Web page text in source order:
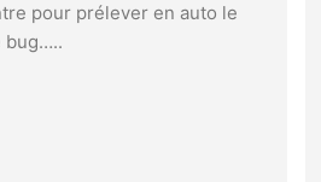
pour prélever en auto le
bug…..